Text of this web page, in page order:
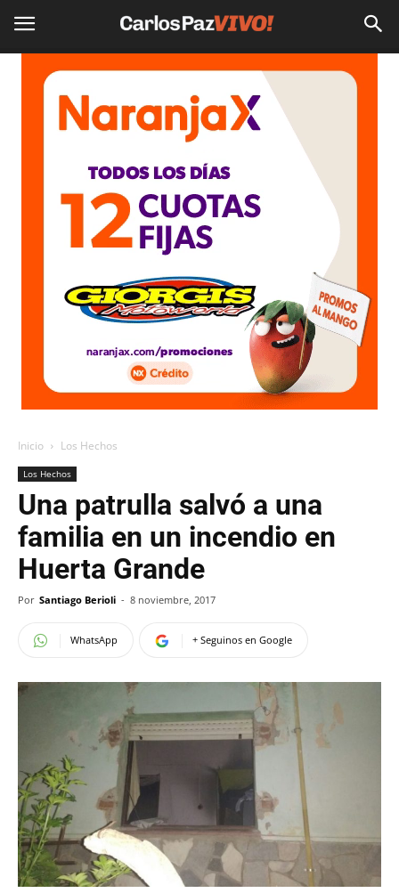
Inicio Los Hechos
Los Hechos
Una patrulla salvó a una
familia en un incendio en
Huerta Grande
Por Santiago Berioli - 8 noviembre, 2017
WhatsApp + Seguinos en Google